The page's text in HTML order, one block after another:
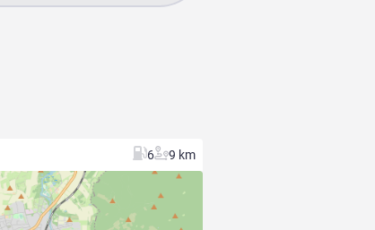
6 9 km